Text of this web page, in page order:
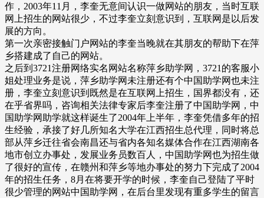
作，2003年11月，李奎无意间认识一做网站的朋友，当时互联
网上招生的网站很少，不过李奎立刻意识到，互联网是以后发
展的方向。
第一次亲密接触门户网站的李奎当晚就在其朋友的帮助下在萍
乡搭建成了自己的网站。
之后到3721注册网络实名网站名称萍乡助学网，3721的客服小
姐处理业务是说，萍乡助学网未注册还有个中国助学网也未注
册，李奎立刻意识到既然是在互联网上招生，国界都没有，还
在乎省界吗，咨询相关法律专家后李奎注册了中国助学网，中
国助学网助学就这样诞生了2004年上半年，李奎凭借多年的招
生经验，承接了好几所知名大学在江西招生总代理，同时将总
部从萍乡迁往省会南昌还与省内各知名媒体合作在江西湖南各
地市创立办事处，发展业务员数百人，中国助学网也为招生做
了很好的宣传，在赣州和萍乡等地办事处的努力下完成了2004
年的招生任务，8月在将要开学的时候，李奎自己登陆了平时
很少管理的网站中国助学网，在后台里发现有重多学生的留言